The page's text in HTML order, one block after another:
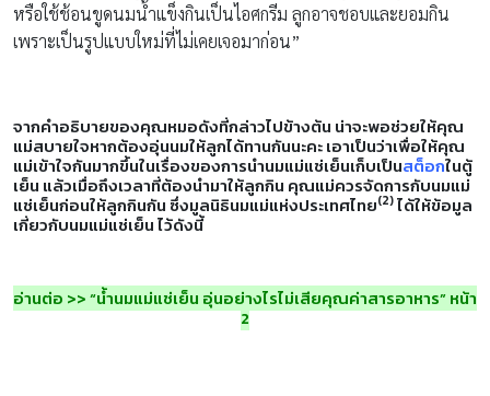
หรือใช้ช้อนขูดนมน้ำแข็งกินเป็นไอศกรีม ลูกอาจชอบและยอมกิน
เพราะเป็นรูปแบบใหม่ที่ไม่เคยเจอมาก่อน”
จากคำอธิบายของคุณหมอดังที่กล่าวไปข้างต้น น่าจะพอช่วยให้คุณ
แม่สบายใจหากต้องอุ่นนมให้ลูกได้ทานกันนะคะ เอาเป็นว่าเพื่อให้คุณ
แม่เข้าใจกันมากขึ้นในเรื่องของการนำนมแม่แช่เย็นเก็บเป็นสต็อกในตู้
เย็น แล้วเมื่อถึงเวลาที่ต้องนำมาให้ลูกกิน คุณแม่ควรจัดการกับนมแม่
แช่เย็นก่อนให้ลูกกินกัน ซึ่งมูลนิธินมแม่แห่งประเทศไทย(2)ได้ให้ข้อมูล
เกี่ยวกับนมแม่แช่เย็น ไว้ดังนี้
อ่านต่อ >> “น้ำนมแม่แช่เย็น อุ่นอย่างไรไม่เสียคุณค่าสารอาหาร” หน้า
2